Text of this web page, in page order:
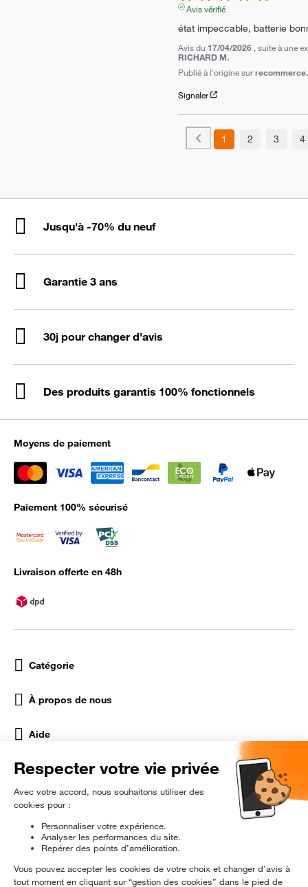
Avis vérifié
état impeccable, batterie
Avis du 17/04/2026 , suite à une
RICHARD M.
Publié à l'origine sur
Signaler
1 2 3 4
Jusqu'à -70% du neuf
Garantie 3 ans
30j pour changer d'avis
Des produits garantis 100% fonctionnels
Moyens de paiement
Paiement 100% sécurisé
Livraison offerte en 48h
Catégorie
À propos de nous
Aide
Réseaux Sociaux